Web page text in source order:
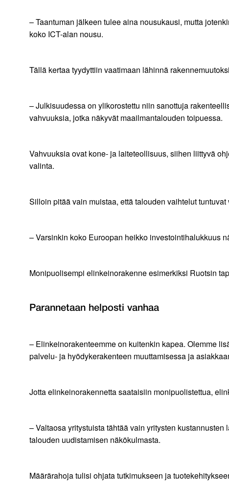
– Taantuman jälkeen tulee aina nousukausi, mutta
koko ICT-alan nousu.
Tällä kertaa tyydyttiin vaatimaan lähinnä
– Julkisuudessa on ylikorostettu niin sanottuja
vahvuuksia, jotka näkyvät maailmantalouden toipuessa.
Vahvuuksia ovat kone- ja laiteteollisuus, siihen liittyvä
valinta.
Silloin pitää vain muistaa, että talouden vaihtelut tuntuvat
– Varsinkin koko Euroopan heikko investointihalukkuus
Monipuolisempi elinkeinorakenne esimerkiksi Ruotsin
Parannetaan helposti vanhaa
– Elinkeinorakenteemme on kuitenkin kapea. Olemme
palvelu- ja hyödykerakenteen muuttamisessa ja
Jotta elinkeinorakennetta saataisiin monipuolistettua,
– Valtaosa yritystuista tähtää vain yritysten
talouden uudistamisen näkökulmasta.
Määrärahoja tulisi ohjata tutkimukseen ja